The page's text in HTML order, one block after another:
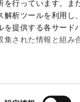
を行っています。
解析ツールを利用
を提供する各サード
集された情報と組